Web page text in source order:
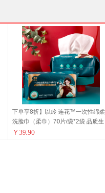
下单享8折】以岭 连花™一次性绵柔
洗脸巾（柔巾）70片/袋*2袋 品质生
活 健康生活家居 连花健康 旅行必备
￥ 39.90